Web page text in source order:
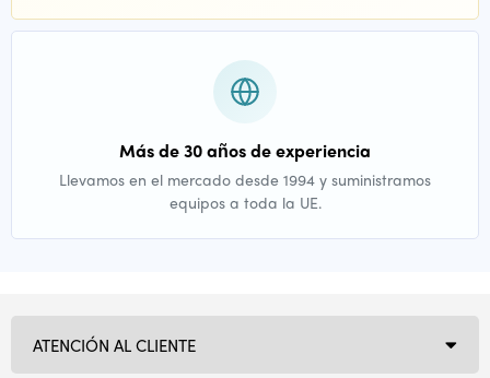
Más de 30 años de experiencia
Llevamos en el mercado desde 1994 y suministramos
equipos a toda la UE.
ATENCIÓN AL CLIENTE